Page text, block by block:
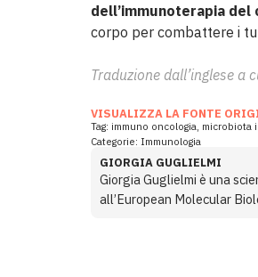
dell’immunoterapia del
corpo per combattere i
Traduzione dall’inglese a
VISUALIZZA LA FONTE
Tag: immuno oncologia microbiota
Categorie: Immunologia
GIORGIA GUGLIELMI
Giorgia Guglielmi è una
all’European Molecular